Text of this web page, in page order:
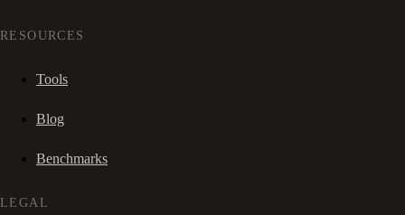
RESOURCES
Tools
Blog
Benchmarks
LEGAL